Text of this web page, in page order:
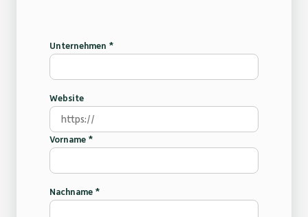
Unternehmen *
Website
Vorname *
Nachname *